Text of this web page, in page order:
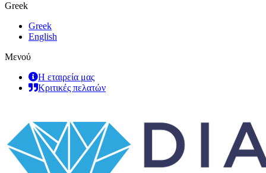
Greek
Greek
English
Μενού
Η εταιρεία μας
Κριτικές πελατών